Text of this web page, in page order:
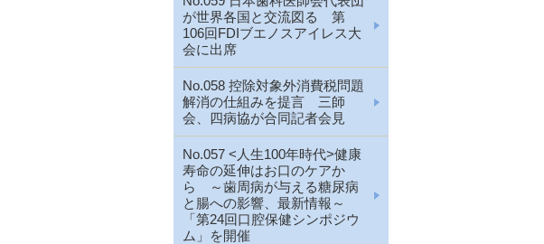
が世界各国と交流図る 第
106回FDIブエノスアイレス大
会に出席
No.058 控除対象外消費税問題
解消の仕組みを提言 三師
会、四病協が合同記者会見
No.057 <人生100年時代>健康
寿命の延伸はお口のケアか
ら ～歯周病が与える糖尿病
と腸への影響、最新情報～
「第24回口腔保健シンポジウ
ム」を開催